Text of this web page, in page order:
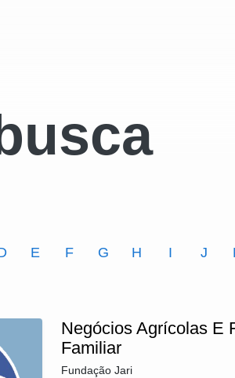
E F G H I J
Negócios Agrícolas E
Familiar
Fundação Jari